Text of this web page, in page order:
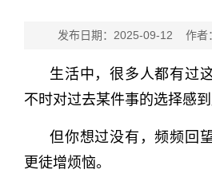
发布日期：2025-09-12 作
生活中，很多人都有过
不时对过去某件事的选择感到
但你想过没有，频频回
更徒增烦恼。